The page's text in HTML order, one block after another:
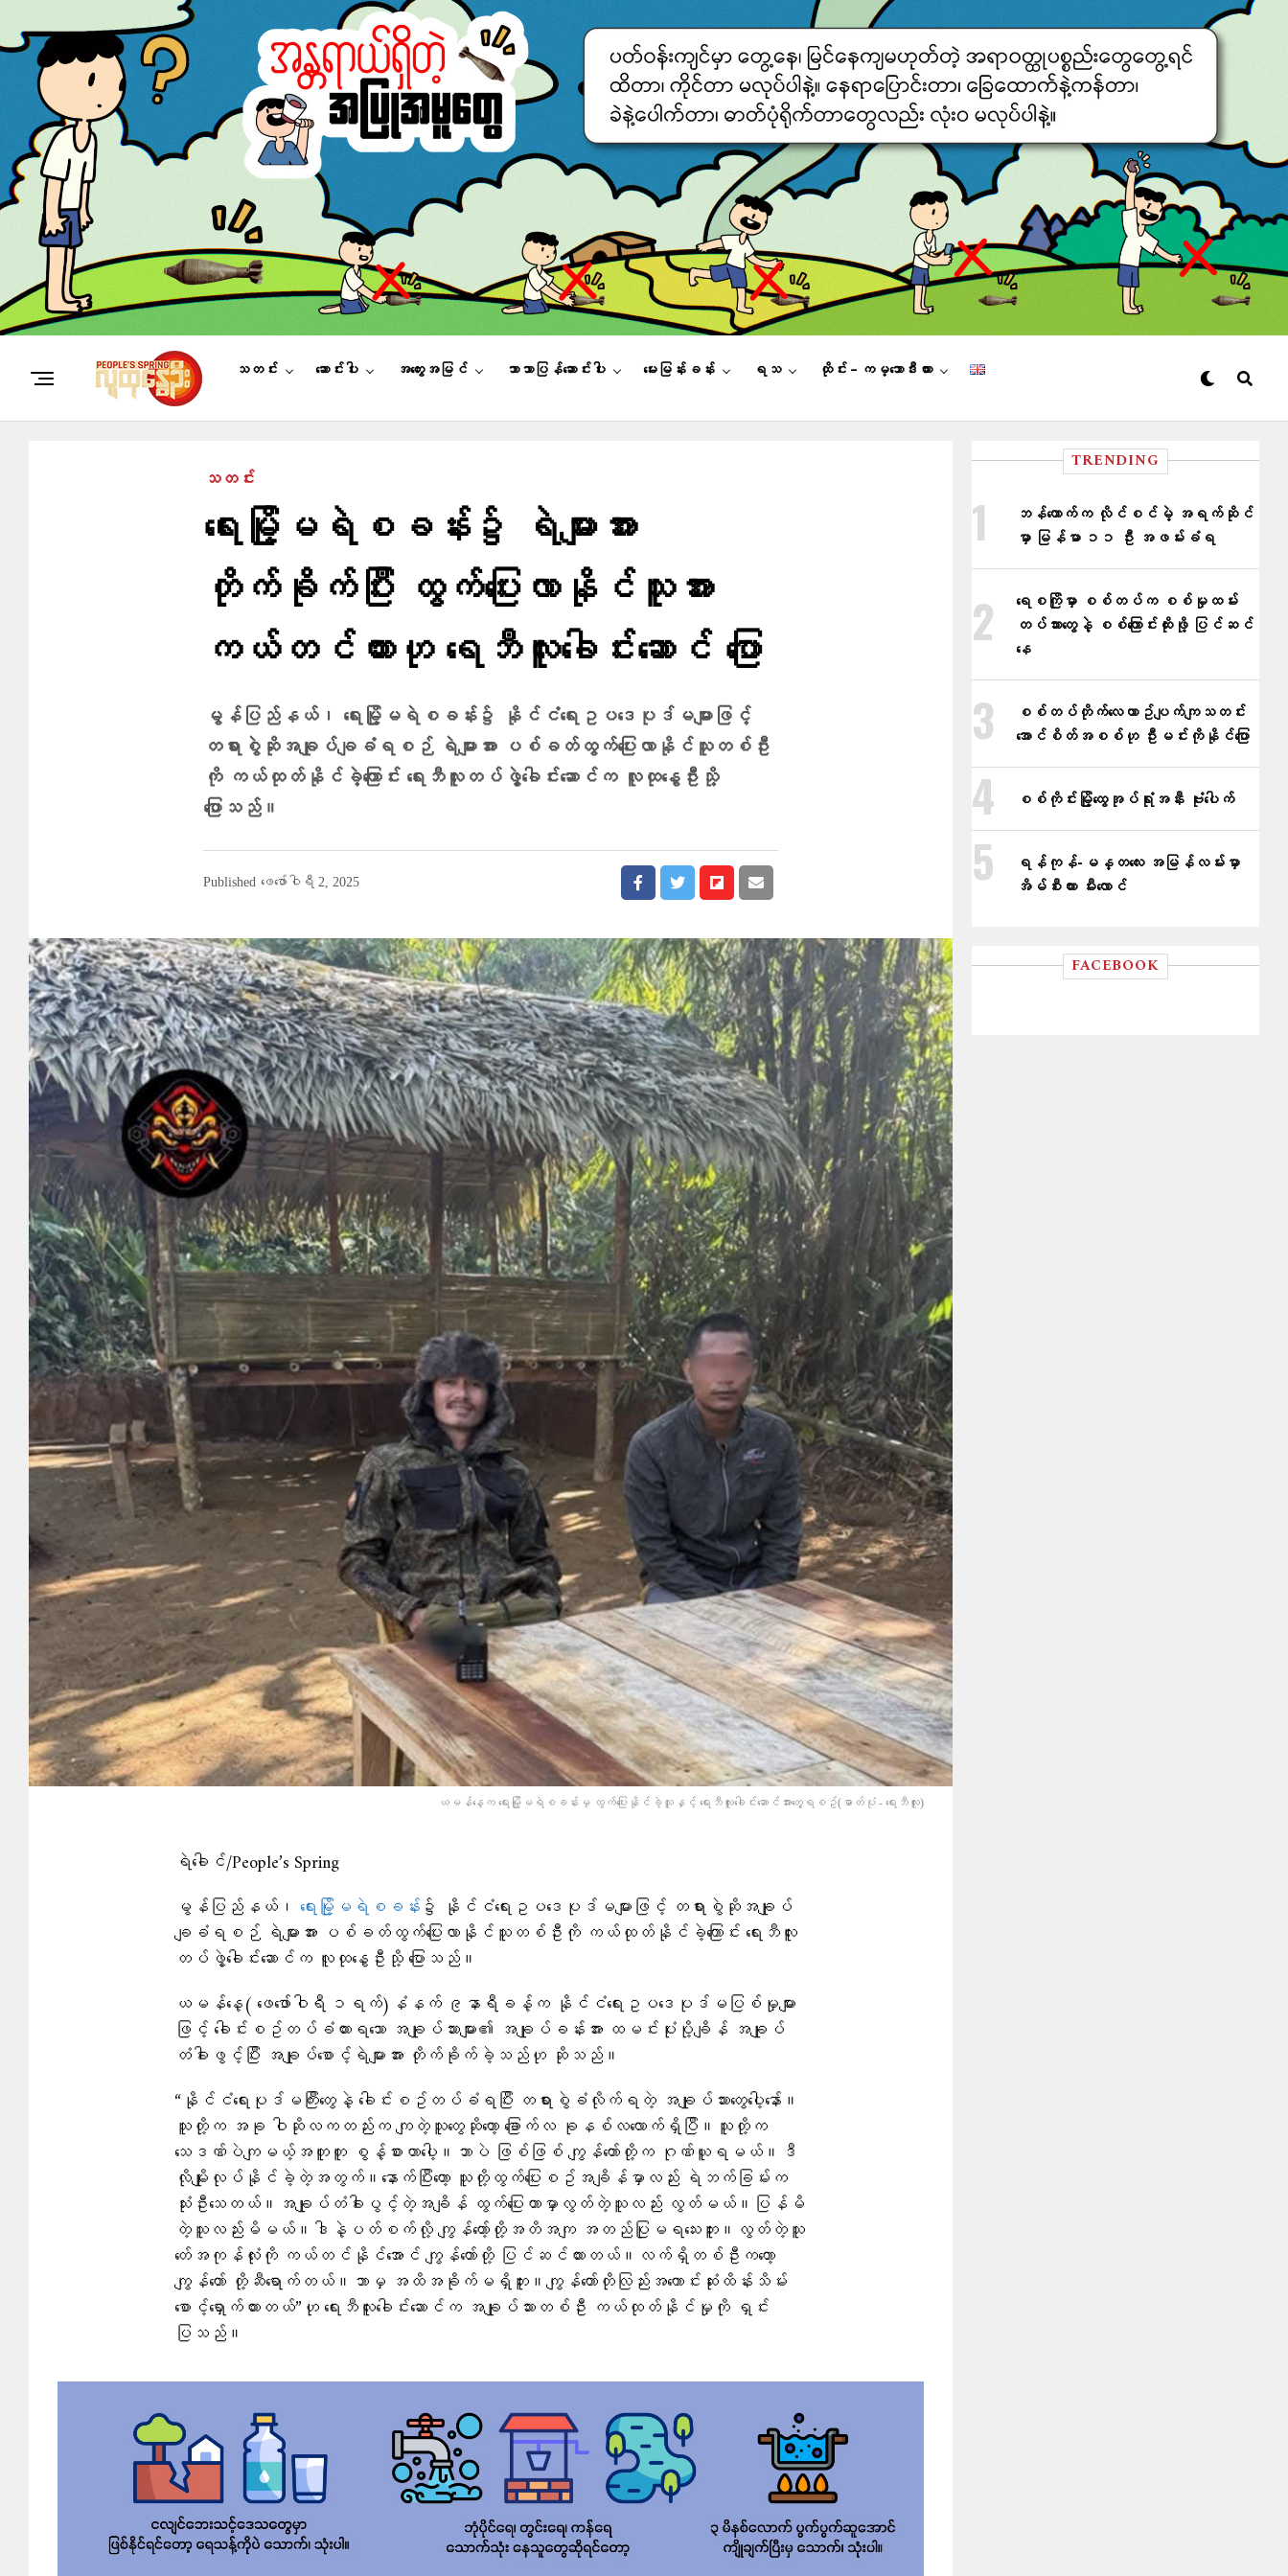
သတင်း ဆောင်းပါး အတွေးအမြင် ဘာသာပြန်ဆောင်းပါး မေးမြန်းခန်း ရသ ထိုင်း – ကမ္ဘောဒီးယား
သတင်း
ရေးမြို့မရဲစခန်း၌ ရဲများအား
တိုက်ခိုက်ပြီး ထွက်ပြေးလာနိုင်သူအား
ကယ်တင်ထားဟု ရေဘီလူးခေါင်းဆောင် ပြော
မွန်ပြည်နယ်၊ ရေးမြို့မရဲစခန်း၌ နိုင်ငံရေးဥပဒေပုဒ်မများဖြင့်
တရားစွဲဆိုအချုပ်ချခံရစဉ် ရဲများအား ပစ်ခတ်ထွက်ပြေးလာနိုင်သူတစ်ဦး
ကို ကယ်ထုတ်နိုင်ခဲ့ကြောင်း ရေးဘီလူးတပ်ဖွဲ့ခေါင်းဆောင်က လူထုနွေဦးသို့
ပြောသည်။
Published ဖေ‌ဖော်ဝါရီ 2, 2025
ယမန်နေ့က ရေးမြို့မရဲစခန်းမှ ထွက်ပြေးနိုင်ခဲ့သူနှင့် ရေးဘီလူးခေါင်းဆောင်အားတွေ့ရစဥ်(ဓာတ်ပုံ - ရေးဘီလူး)
ရဲခေါင်/People’s Spring
မွန်ပြည်နယ်၊ ရေးမြို့မရဲစခန်း၌ နိုင်ငံရေးဥပဒေပုဒ်မများဖြင့် တရားစွဲဆိုအချုပ်
ချခံရစဉ် ရဲများအား ပစ်ခတ်ထွက်ပြေးလာနိုင်သူတစ်ဦးကို ကယ်ထုတ်နိုင်ခဲ့ကြောင်း ရေးဘီလူး
တပ်ဖွဲ့ခေါင်းဆောင်က လူထုနွေဦးသို့ ပြောသည်။
ယမန်နေ့( ဖေဖော်ဝါရီ ၁ရက်)နံနက် ၉နာရီခန့်က နိုင်ငံရေးဥပဒေပုဒ်မပြစ်မှုများ
ဖြင့် ခေါင်းစဥ်တပ်ခံထားရသော အချုပ်သားများ၏ အချုပ်ခန်းအား ထမင်းပုံးပို့ချိန် အချုပ်
တံခါးဖွင့်ပြီး အချုပ်စောင့်ရဲများအား တိုက်ခိုက်ခဲ့သည်ဟု ဆိုသည်။
“နိုင်ငံရေးပုဒ်မကြီးတွေနဲ့ ခေါင်းစဥ်တပ်ခံရပြီး တရားစွဲခံလိုက်ရတဲ့ အချုပ်သားတွေပေါ့နော်။
သူတို့က အခု ဝါဆိုလကတည်းက ကျတဲ့သူတွေဆိုတော့ ခြောက်လ ခုနစ်လလောက်ရှိပြီ။သူတို့က
သေဒဏ်ပဲကျမယ့်အတူတူ စွန့်စားတာပေါ့။ဘာပဲ ဖြစ်ဖြစ် ကျွန်တော်တို့က ဂုဏ်ယူရမယ်။ဒီ
လိုမျိုးလုပ်နိုင်ခဲ့တဲ့အတွက်။နောက်ပြီးတော့ သူတို့ထွက်ပြေးစဥ်အချိန်မှာလည်း ရဲဘက်ခြမ်းက
သုံးဦးသေတယ်။အချုပ်တံခါးပွင့်တဲ့အချိန် ထွက်ပြေးတာမှာလွတ်တဲ့သူလည်း လွတ်မယ်။ပြန်မိ
တဲ့သူလည်းမိမယ်။ဒါနဲ့ပတ်စက်လို့ ကျွန်တော့်တို့အတိအကျ အတည်ပြုမရသေးဘူး။လွတ်တဲ့သူ
တေ်အကုန်လုံးကို ကယ်တင်နိုင်အောင် ကျွန်တော်တို့ ပြင်ဆင်ထားတယ်။လက်ရှိတစ်ဦးကတော့
ကျွန်တော် တို့ဆီရောက်တယ်။ဘာမှ အထိအခိုက်မရှိဘူး။ကျွန်တော်တိုလြည်းအကောင်းဆုံးထိန်းသိမ်း
စောင့်ရှောက်ထားတယ်”ဟု ရေးဘီလူးခေါင်းဆောင်က အချုပ်သားတစ်ဦး ကယ်ထုတ်နိုင်မှုကို ရှင်း
ပြသည်။
TRENDING
ဘန်ကောက်က လိုင်စင်မဲ့ အရက်ဆိုင်
မှာ မြန်မာ ၁၁ ဦး အဖမ်းခံရ
ရေစကြိုမှာ စစ်တပ်က စစ်မှုထမ်း
တပ်သားတွေနဲ့ စစ်ကြောင်းထိုးဖို့ ပြင်ဆင်
နေ
စစ်တပ်တိုက်​လေယာဥ်ပျက်ကျသတင်း
အောင်စိတ်အစစ်ဟု ဦးမင်းကိုနိုင်​ပြော
စစ်ကိုင်းမြို့ထွေအုပ်ရုံးအနီး ဗုံးပေါက်
ရန်ကုန်-မန္တလေး အမြန်လမ်းမှာ
အိမ်စီးကား မီးလောင်
FACEBOOK